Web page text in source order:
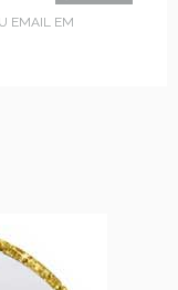
EMAIL EM